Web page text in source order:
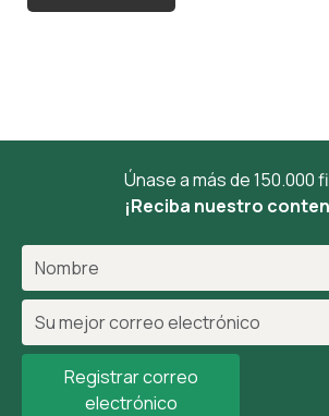
Únase a más de 150.000
¡Reciba nuestro
Registrar correo
electrónico